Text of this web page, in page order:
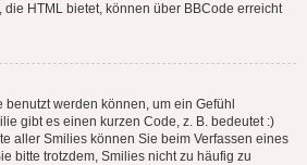
HTML bietet, können über BBCode erreicht
werden können, um ein Gefühl
gibt es einen kurzen Code, z. B. bedeutet :)
aller Smilies können Sie beim Verfassen eines
bitte trotzdem, Smilies nicht zu häufig zu